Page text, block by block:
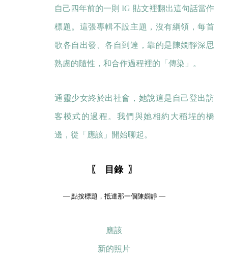
自己四年前的一則 IG 貼文裡翻出這句話當作
標題。這張專輯不設主題，沒有綱領，每首
歌各自出發、各自到達，靠的是陳嫺靜深思
熟慮的隨性，和合作過程裡的「傳染」。
通靈少女終於出社會，她說這是自己登出訪
客模式的過程。我們與她相約大稻埕的橋
邊，從「應該」開始聊起。
〖 目錄 〗
— 點按標題，抵達那一個陳嫺靜 —
應該
新的照片